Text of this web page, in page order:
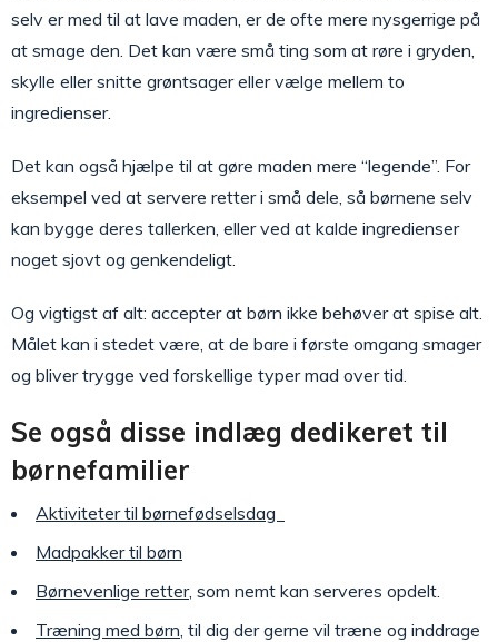
selv er med til at lave maden, er de ofte mere nysgerrige på
at smage den. Det kan være små ting som at røre i gryden,
skylle eller snitte grøntsager eller vælge mellem to
ingredienser.
Det kan også hjælpe til at gøre maden mere “legende”. For
eksempel ved at servere retter i små dele, så børnene selv
kan bygge deres tallerken, eller ved at kalde ingredienser
noget sjovt og genkendeligt.
Og vigtigst af alt: accepter at børn ikke behøver at spise alt.
Målet kan i stedet være, at de bare i første omgang smager
og bliver trygge ved forskellige typer mad over tid.
Se også disse indlæg dedikeret til
børnefamilier
Aktiviteter til børnefødselsdag
Madpakker til børn
Børnevenlige retter, som nemt kan serveres opdelt.
Træning med børn , til dig der gerne vil træne og inddrage